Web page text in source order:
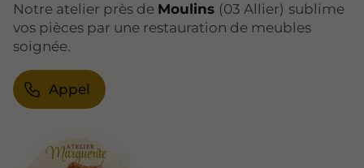
Notre atelier près de Moulins (03 Allier) sublime
vos pièces par une restauration de meubles
soignée.
Appel